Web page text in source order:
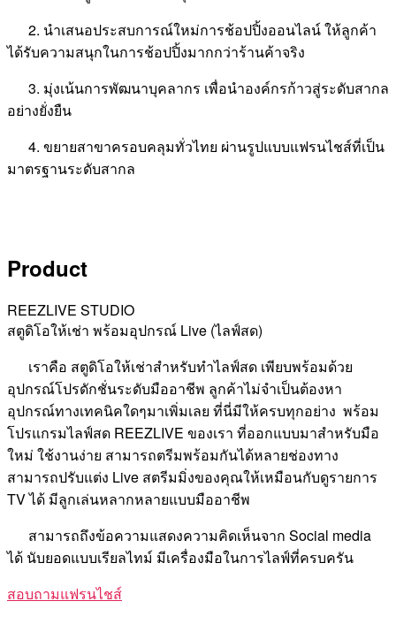
2. นำเสนอประสบการณ์ใหม่การช้อปปิ้งออนไลน์ ให้ลูกค้า
ได้รับความสนุกในการช้อปปิ้งมากกว่าร้านค้าจริง
3. มุ่งเน้นการพัฒนาบุคลากร เพื่อนำองค์กรก้าวสู่ระดับสากล
อย่างยั่งยืน
4. ขยายสาขาครอบคลุมทั่วไทย ผ่านรูปแบบแฟรนไชส์ที่เป็น
มาตรฐานระดับสากล
Product
REEZLIVE STUDIO
สตูดิโอให้เช่า พร้อมอุปกรณ์ Live (ไลฟ์สด)
เราคือ สตูดิโอให้เช่าสำหรับทำไลฟ์สด เพียบพร้อมด้วย
อุปกรณ์โปรดักชั่นระดับมืออาชีพ ลูกค้าไม่จำเป็นต้องหา
อุปกรณ์ทางเทคนิคใดๆมาเพิ่มเลย ที่นี่มีให้ครบทุกอย่าง พร้อม
โปรแกรมไลฟ์สด REEZLIVE ของเรา ที่ออกแบบมาสำหรับมือ
ใหม่ ใช้งานง่าย สามารถตรีมพร้อมกันได้หลายช่องทาง
สามารถปรับแต่ง Live สตรีมมิ่งของคุณให้เหมือนกับดูรายการ
TV ได้ มีลูกเล่นหลากหลายแบบมืออาชีพ
สามารถถึงข้อความแสดงความคิดเห็นจาก Social media
ได้ นับยอดแบบเรียลไทม์ มีเครื่องมือในการไลฟ์ที่ครบครัน
สอบถามแฟรนไชส์